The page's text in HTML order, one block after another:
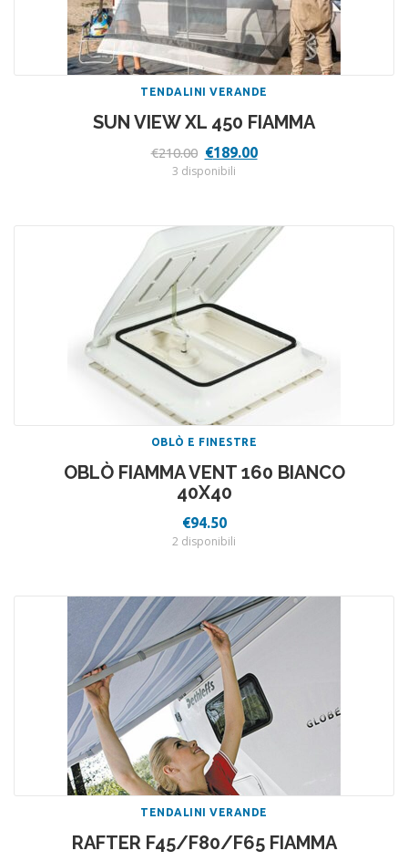
TENDALINI VERANDE
SUN VIEW XL 450 FIAMMA
€210.00 Il
prezzo
originale
€189.00Il
3 disponibili
OBLÒ E FINESTRE
OBLÒ FIAMMA VENT 160 BIANCO
40X40
€94.50
2 disponibili
TENDALINI VERANDE
RAFTER F45/F80/F65 FIAMMA